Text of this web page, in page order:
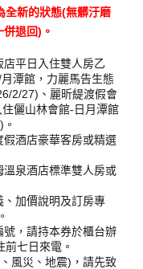
全新的狀態(無髒汙磨
退回)。
平日入住雙人房乙
潭館，力麗馬告生態
2/27)、麗昕緹渡假會
儷山林會館-日月潭館
酒店豪華客房或精選
泉酒店標準雙人房或
加價說明及訂房專
，請持本券於櫃台辦
七日來電。
風災、地震)，請先致